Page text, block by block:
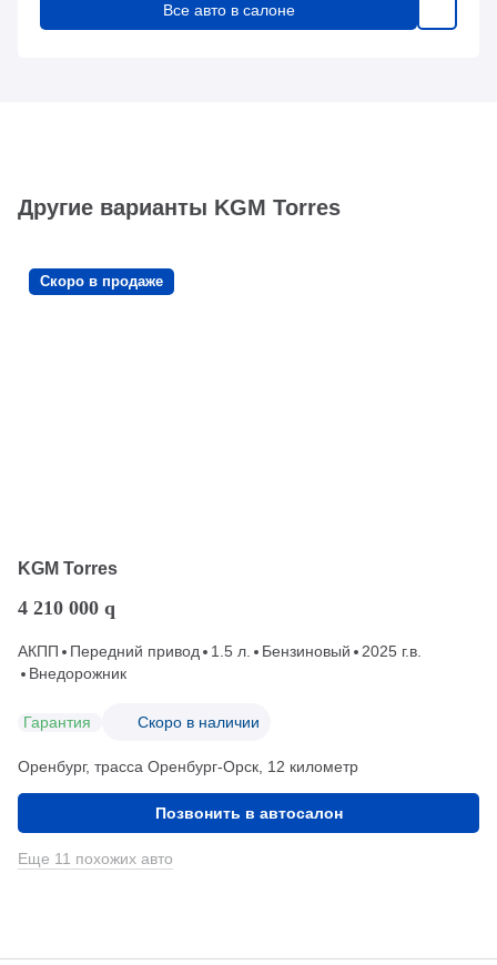
Все авто в салоне
Другие варианты KGM Torres
Скоро в продаже
KGM Torres
4 210 000 q
АКПП Передний привод 1.5 л. Бензиновый
2025 г.в.
Внедорожник
Гарантия Скоро в наличии
Оренбург, трасса Оренбург-Орск, 12 километр
Позвонить в автосалон
Еще 11 похожих авто